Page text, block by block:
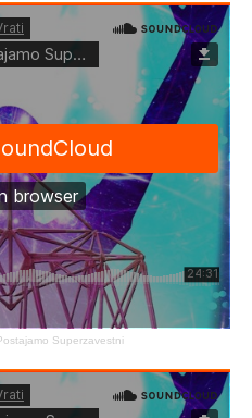
Superzavestni